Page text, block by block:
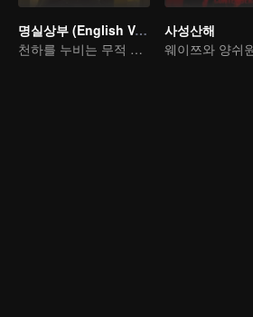
명실상부 (English Ver.)
천하를 누비는 무적 명의
사성산해